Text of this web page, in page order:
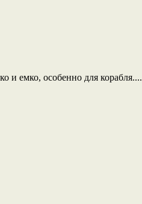
и емко, особенно для корабля....